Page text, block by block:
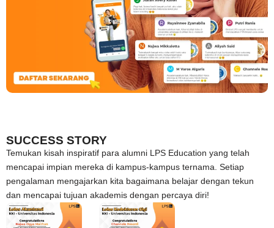
SUCCESS STORY
Temukan kisah inspiratif para alumni LPS Education yang telah
mencapai impian mereka di kampus-kampus ternama. Setiap
pengalaman mengajarkan kita bagaimana belajar dengan tekun
dan mencapai tujuan akademis dengan percaya diri!